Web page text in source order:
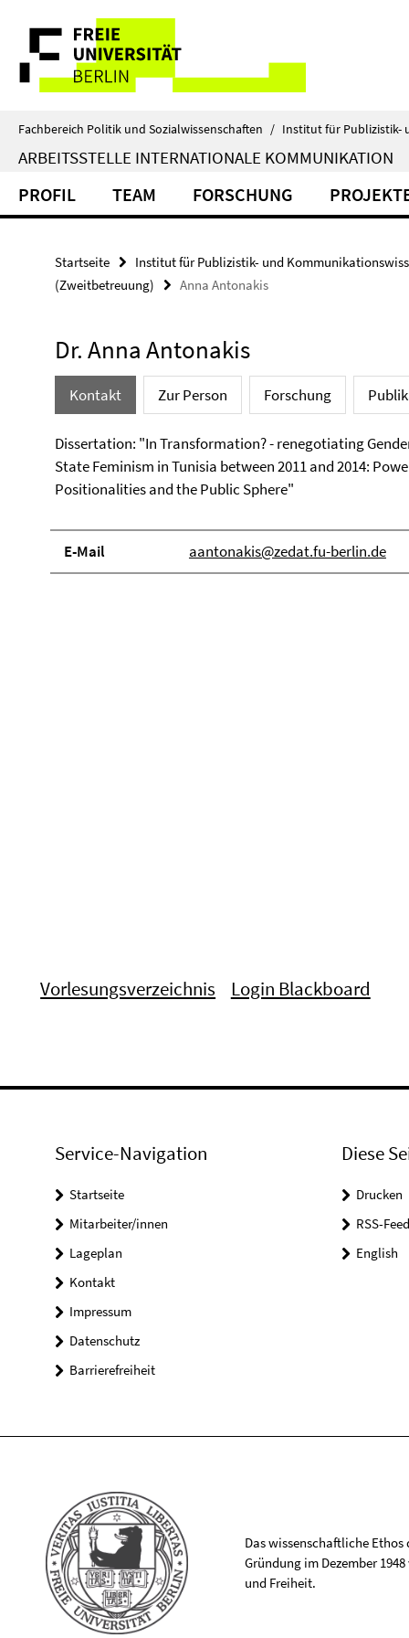
direkt
Inhalt
Service-
Navigation
Fachbereich Politik und Sozialwissenschaften / Institut für Publizistik-
ARBEITSSTELLE INTERNATIONALE KOMMUNIKATION
PROFIL TEAM FORSCHUNG
Startseite
Institut für Publizistik- und
(Zweitbetreuung)
Anna Antonakis
Dr. Anna Antonakis
Kontakt Zur Person Forschung
Dissertation: "In Transformation? - renegotiating
State Feminism in Tunisia between 2011 and 2014:
Positionalities and the Public Sphere"
E-Mail aantonakis@zedat.fu-berlin.de
Vorlesungsverzeichnis Login Blackboard
Service-Navigation
Startseite
Mitarbeiter/innen
Lageplan
Kontakt
Impressum
Datenschutz
Barrierefreiheit
Diese
Drucken
RSS-
English
Das wissenschaftliche
Gründung im Dezember
und Freiheit.